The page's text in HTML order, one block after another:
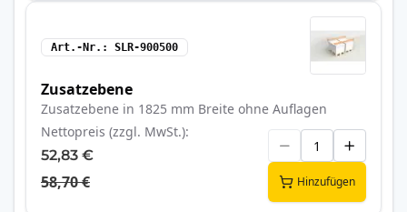
Art.-Nr. SLR-900500
Zusatzebene
Zusatzebene in 1825 mm Breite ohne Auflagen
Nettopreis (zzgl. MwSt.)
52,83 €
58,70 € Hinzufügen